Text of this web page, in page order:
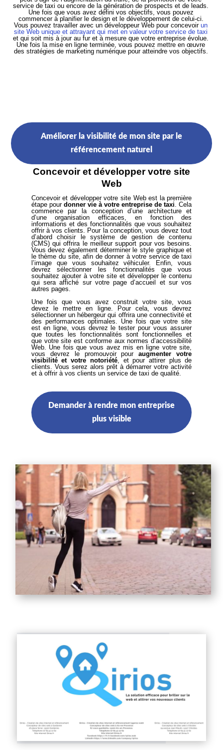
service de taxi ou encore de la génération de prospects et de leads.
Une fois que vous avez défini vos objectifs, vous pouvez
commencer à planifier le design et le développement de celui-ci.
Vous pouvez travailler avec un développeur Web pour concevoir un
site Web unique et attrayant qui met en valeur votre service de taxi
et qui soit mis à jour au fur et à mesure que votre entreprise évolue.
Une fois la mise en ligne terminée, vous pouvez mettre en œuvre
des stratégies de marketing numérique pour atteindre vos objectifs.
Améliorer la visibilité de mon site par le
référencement naturel
Concevoir et développer votre site
Web
Concevoir et développer votre site Web est la première
étape pour donner vie à votre entreprise de taxi. Cela
commence par la conception d’une architecture et
d’une organisation efficaces, en fonction des
informations et des fonctionnalités que vous souhaitez
offrir à vos clients. Pour la conception, vous devez tout
d’abord choisir le système de gestion de contenu
(CMS) qui offrira le meilleur support pour vos besoins.
Vous devez également déterminer le style graphique et
le thème du site, afin de donner à votre service de taxi
l’image que vous souhaitez véhiculer. Enfin, vous
devrez sélectionner les fonctionnalités que vous
souhaitez ajouter à votre site et développer le contenu
qui sera affiché sur votre page d’accueil et sur vos
autres pages.
Une fois que vous avez construit votre site, vous
devez le mettre en ligne. Pour cela, vous devrez
sélectionner un hébergeur qui offrira une connectivité et
des performances optimales. Une fois que votre site
est en ligne, vous devrez le tester pour vous assurer
que toutes les fonctionnalités sont fonctionnelles et
que votre site est conforme aux normes d’accessibilité
Web. Une fois que vous avez mis en ligne votre site,
vous devrez le promouvoir pouraugmenter votre
visibilité et votre notoriété, et pour attirer plus de
clients. Vous serez alors prêt à démarrer votre activité
et à offrir à vos clients un service de taxi de qualité.
Demander à rendre mon entreprise
plus visible